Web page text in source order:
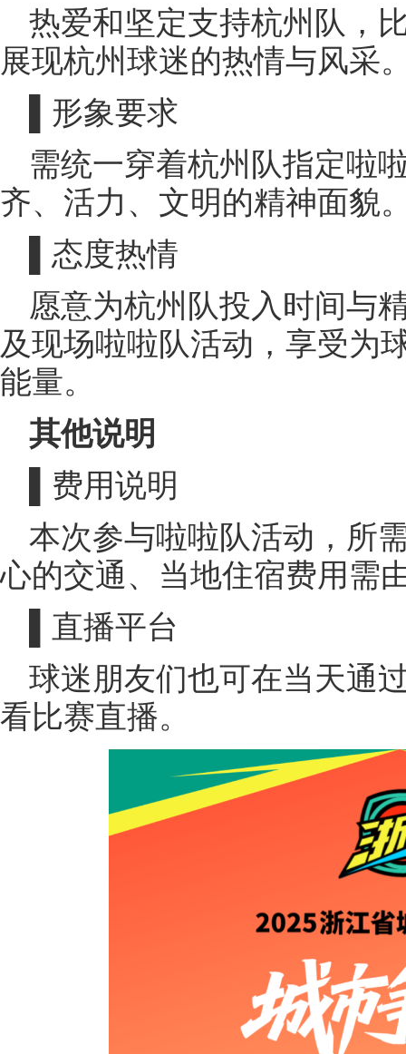
热爱和坚定支持杭州队，
展现杭州球迷的热情与风采
▌形象要求
需统一穿着杭州队指定啦
齐、活力、文明的精神面貌
▌态度热情
愿意为杭州队投入时间与
及现场啦啦队活动，享受为
能量。
其他说明
▌费用说明
本次参与啦啦队活动，所
心的交通、当地住宿费用需
▌直播平台
球迷朋友们也可在当天通
看比赛直播。